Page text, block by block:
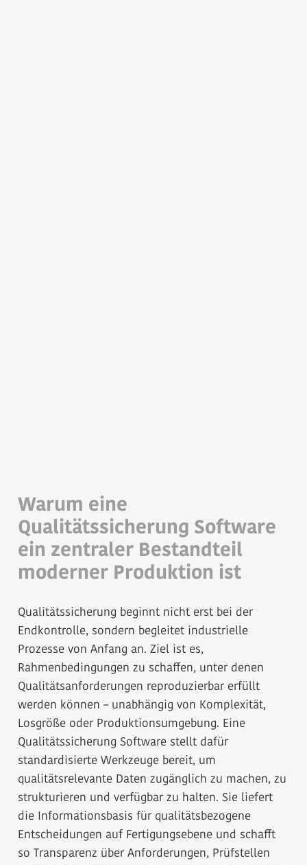
Warum eine
Qualitätssicherung Software
ein zentraler Bestandteil
moderner Produktion ist
Qualitätssicherung beginnt nicht erst bei der
Endkontrolle, sondern begleitet industrielle
Prozesse von Anfang an. Ziel ist es,
Rahmenbedingungen zu schaffen, unter denen
Qualitätsanforderungen reproduzierbar erfüllt
werden können – unabhängig von Komplexität,
Losgröße oder Produktionsumgebung. Eine
Qualitätssicherung Software stellt dafür
standardisierte Werkzeuge bereit, um
qualitätsrelevante Daten zugänglich zu machen, zu
strukturieren und verfügbar zu halten. Sie liefert
die Informationsbasis für qualitätsbezogene
Entscheidungen auf Fertigungsebene und schafft
so Transparenz über Anforderungen, Prüfstellen